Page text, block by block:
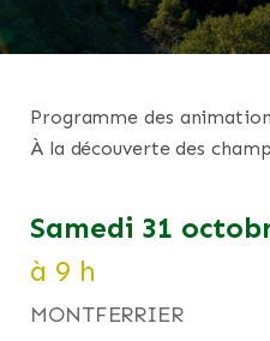
programme des
à la découverte des
samedi 31
à 9 h
MONTFERRIER